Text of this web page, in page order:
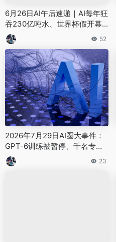
6月26日AI午后速递｜AI每年狂
吞230亿吨水、世界杯假开幕
式骗了21万人、中国机器人点
球封王
52
2026年7月29日AI圈大事件：
GPT-6训练被暂停、千名专家
联名“踩刹车”、国产AI底座加速
崛起
23